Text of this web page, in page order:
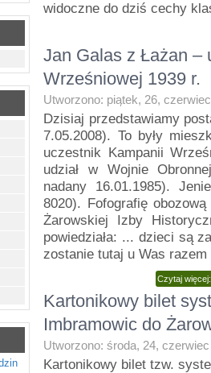
widoczne do dziś cechy
Jan Galas z Łażan –
Wrześniowej 1939 r.
Utworzono: piątek, 26,
Dzisiaj przedstawiamy
7.05.2008). To były
uczestnik Kampanii
udział w Wojnie
nadany 16.01.1985).
8020). Fofografię
Żarowskiej Izby
powiedziała: ... dzieci są
zostanie tutaj u Was
Czytaj
Kartonikowy bilet
Imbramowic do
Utworzono: środa, 24,
Kartonikowy bilet tzw.